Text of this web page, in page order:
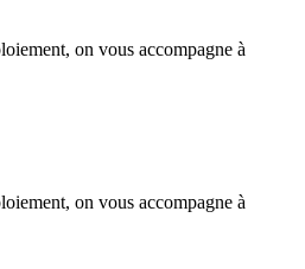
on vous accompagne à
on vous accompagne à